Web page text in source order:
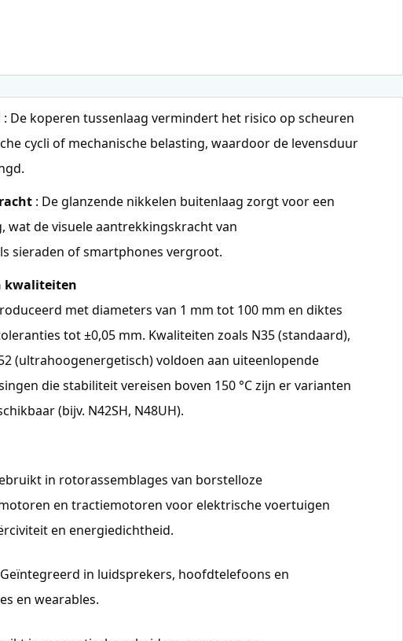
: De koperen tussenlaag vermindert het risico op scheuren
cycli of mechanische belasting, waardoor de levensduur
: De glanzende nikkelen buitenlaag zorgt voor een
de visuele aantrekkingskracht van
sieraden of smartphones vergroot.
kwaliteiten
met diameters van 1 mm tot 100 mm en diktes
tot ±0,05 mm. Kwaliteiten zoals N35 (standaard),
(ultrahoogenergetisch) voldoen aan uiteenlopende
die stabiliteit vereisen boven 150 °C zijn er varianten
(bijv. N42SH, N48UH).
in rotorassemblages van borstelloze
en tractiemotoren voor elektrische voertuigen
en energiedichtheid.
in luidsprekers, hoofdtelefoons en
en wearables.